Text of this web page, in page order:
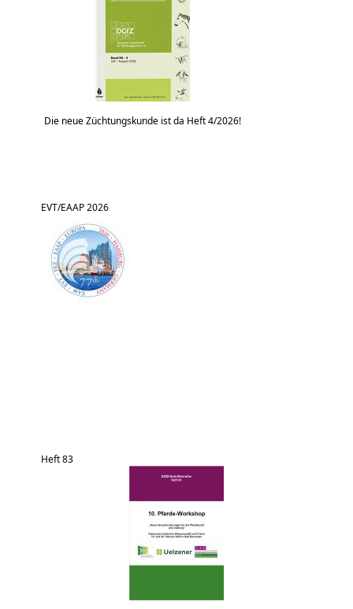
Die neue Züchtungskunde ist da Heft 4/2026!
EVT/EAAP 2026
Heft 83